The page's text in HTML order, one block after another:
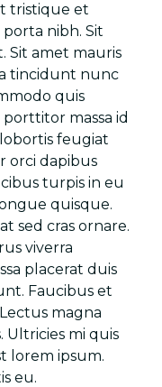
tristique et
nibh. Sit
Sit amet mauris
tincidunt nunc
quis
massa id
feugiat
orci dapibus
turpis in eu
quisque.
sed cras ornare.
viverra
placerat duis
Faucibus et
magna
mi quis
lorem ipsum.
eu.